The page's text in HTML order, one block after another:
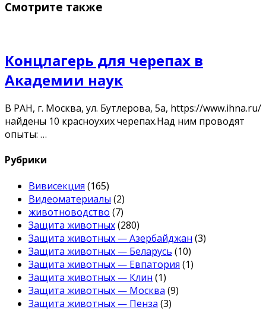
Смотрите также
Концлагерь для черепах в
Академии наук
В РАН, г. Москва, ул. Бутлерова, 5а, https://www.ihna.ru/
найдены 10 красноухих черепах.Над ним проводят
опыты: …
Рубрики
Вивисекция (165)
Видеоматериалы (2)
животноводство (7)
Защита животных(280)
Защита животных — Азербайджан (3)
Защита животных — Беларусь (10)
Защита животных — Евпатория (1)
Защита животных — Клин (1)
Защита животных — Москва (9)
Защита животных — Пенза (3)